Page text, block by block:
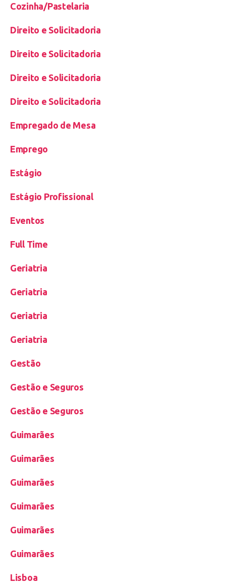
Cozinha/Pastelaria
Direito e Solicitadoria
Direito e Solicitadoria
Direito e Solicitadoria
Direito e Solicitadoria
Empregado de Mesa
Emprego
Estágio
Estágio Profissional
Eventos
Full Time
Geriatria
Geriatria
Geriatria
Geriatria
Gestão
Gestão e Seguros
Gestão e Seguros
Guimarães
Guimarães
Guimarães
Guimarães
Guimarães
Guimarães
Lisboa